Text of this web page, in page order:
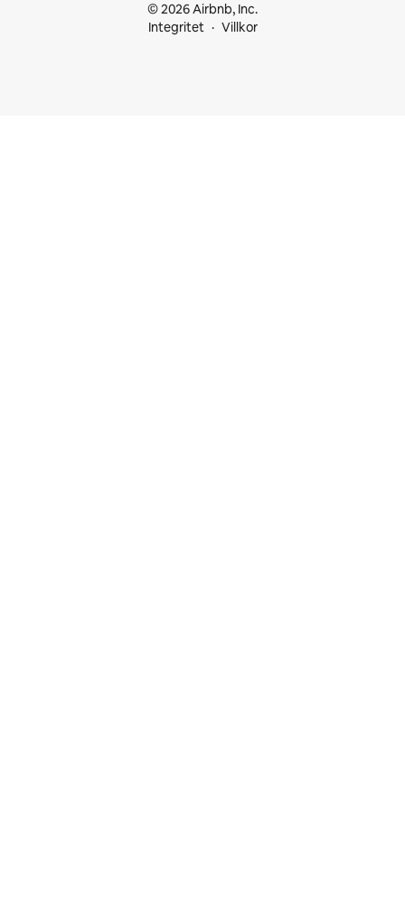
© 2026 Airbnb, Inc.
Integritet
Villkor